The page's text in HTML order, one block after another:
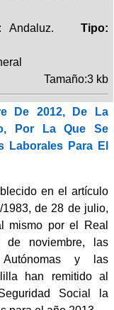
Andaluz.Tipo:
Tamaño:3 kb
De 2012, De La
Por La Que Se
Laborales Para El
en el artículo
de 28 de julio,
mismo por el Real
de noviembre, las
Autónomas y las
han remitido al
Social la